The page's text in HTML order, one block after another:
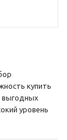
купить
выгодных
уровень